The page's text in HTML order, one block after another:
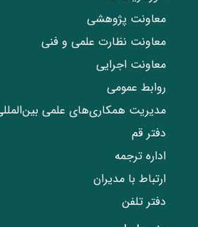
معاونت پژوهشی
معاونت نظارت علمی و فنی
معاونت اجرایی
روابط عمومی
مدیریت همکاری‌های علمی
دفتر قم
اداره ترجمه
ارتباط با مدیران
دفتر تلفن